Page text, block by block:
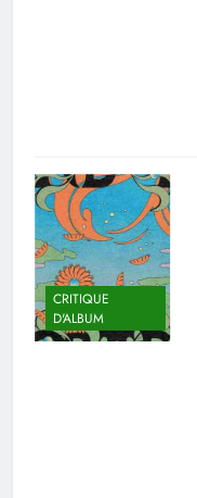
CRITIQUE
D'ALBUM